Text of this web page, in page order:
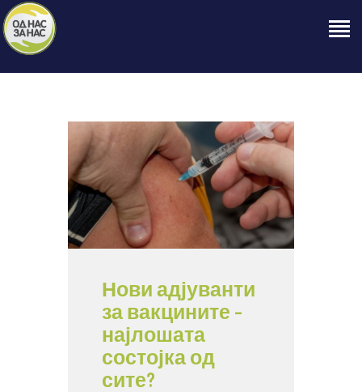
ЗА НАС
НАШЕ ПРАВО
ОБЈАВИ
ПРОЕКТИ
КОНТАКТ
Нови адјуванти
за вакцините –
најлошата
состојка од
сите?